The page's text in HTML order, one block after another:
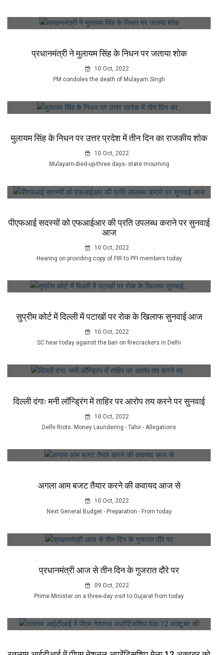
प्रधानमंत्री ने मुलायम सिंह के निधन पर जताया शोक
10 Oct, 2022
PM condoles the death of Mulayam Singh
मुलायम सिंह के निधन पर उत्तर प्रदेश में तीन दिन का राजकीय शोक
10 Oct, 2022
Mulayam-died-up-three days- state mourning
पीएफआई सदस्यों को एफआईआर की प्रति उपलब्ध कराने पर सुनवाई
आज
10 Oct, 2022
Hearing on providing copy of FIR to PFI members today
सुप्रीम कोर्ट में दिल्ली में पटाखों पर रोक के खिलाफ सुनवाई आज
10 Oct, 2022
SC hear today against the ban on firecrackers in Delhi
दिल्ली दंगाः मनी लॉन्ड्रिंग में ताहिर पर आरोप तय करने पर सुनवाई
10 Oct, 2022
Delhi Riots: Money Laundering - Tahir - Allegations
अगला आम बजट तैयार करने की कवायद आज से
10 Oct, 2022
Next General Budget - Preparation - From today
प्रधानमंत्री आज से तीन दिन के गुजरात दौरे पर
09 Oct, 2022
Prime Minister on a three-day visit to Gujarat from today